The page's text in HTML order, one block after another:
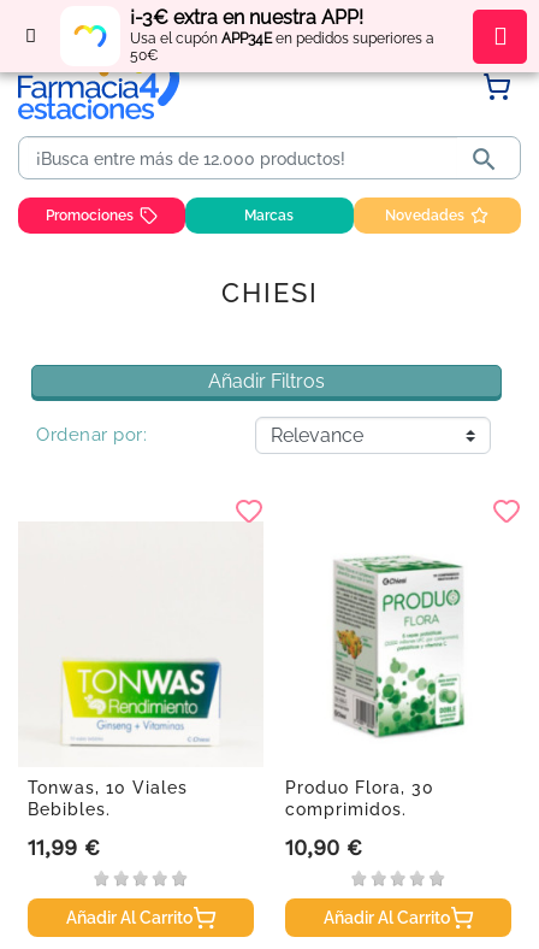
¡-3€ extra en nuestra APP!
Usa el cupón APP34Een pedidos superiores a
50€
Regístratey obténpuntos por tus compras

Promociones Marcas Novedades
CHIESI
Añadir Filtros
Ordenar por:
Tonwas, 10 Viales
Bebibles.
Precio
11,99 €
Añadir Al Carrito
Produo Flora, 30
comprimidos.
Precio
10,90 €
Añadir Al Carrito